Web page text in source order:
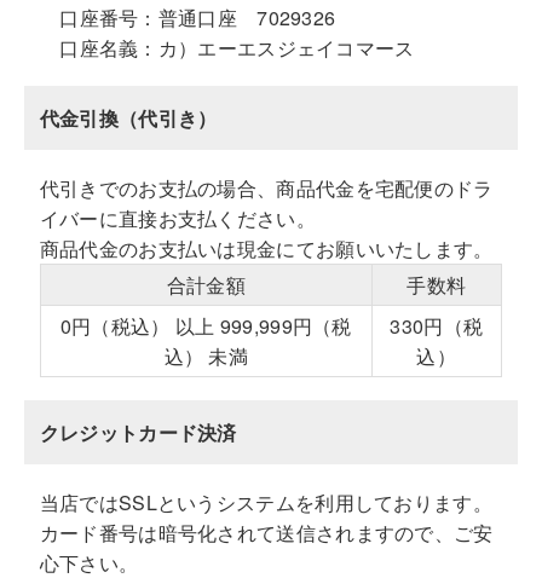
口座番号： 普通口座 7029326
口座名義： カ）エーエスジェイコマース
代金引換（代引き）
代引きでのお支払の場合、商品代金を宅配便のドラ
イバーに直接お支払ください。
商品代金のお支払いは現金にてお願いいたします。
合計金額
手数料
0円（税込） 以上 999,999円（税
込） 未満
330円（税
込）
クレジットカード決済
当店ではSSLというシステムを利用しております。
カード番号は暗号化されて送信されますので、ご安
心下さい。